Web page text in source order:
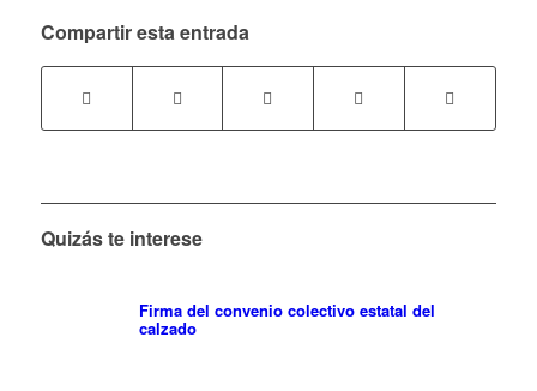
Compartir esta entrada
Quizás te interese
Firma del convenio colectivo estatal del
calzado